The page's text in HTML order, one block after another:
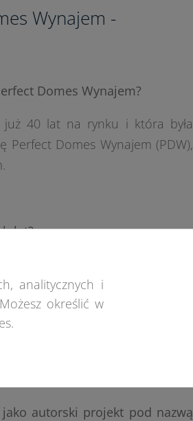
Wynajem -
Domes Wynajem?
już 40 lat na rynku i która była
Domes Wynajem (PDW),
lat?
za cały proces produkcji,
cały czas byłem także w
z niuansami produkcyjnymi
go na tyle, że gdy nadarzyła się
przystąpić do teamu.
autorski projekt pod nazwą
analitycznych i
określić w